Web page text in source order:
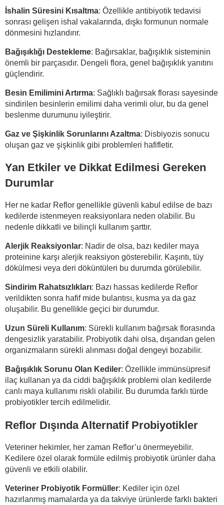
İshalin Süresini Kısaltma: Özellikle antibiyotik tedavisi
sonrası gelişen ishal vakalarında, dışkı formunun normale
dönmesini hızlandırır.
Bağışıklığı Destekleme: Bağırsaklar, bağışıklık sisteminin
önemli bir parçasıdır. Dengeli flora, genel bağışıklık yanıtını
güçlendirir.
Besin Emilimini Artırma: Sağlıklı bağırsak florası sayesinde
sindirilen besinlerin emilimi daha verimli olur, bu da genel
beslenme durumunu iyileştirir.
Gaz ve Şişkinlik Sorunlarını Azaltma: Disbiyozis sonucu
oluşan gaz ve şişkinlik gibi problemleri hafifletir.
Yan Etkiler ve Dikkat Edilmesi Gereken
Durumlar
Her ne kadar Reflor genellikle güvenli kabul edilse de bazı
kedilerde istenmeyen reaksiyonlara neden olabilir. Bu
nedenle dikkatli ve bilinçli kullanım şarttır.
Alerjik Reaksiyonlar: Nadir de olsa, bazı kediler maya
proteinine karşı alerjik reaksiyon gösterebilir. Kaşıntı, tüy
dökülmesi veya deri döküntüleri bu durumda görülebilir.
Sindirim Rahatsızlıkları: Bazı hassas kedilerde Reflor
verildikten sonra hafif mide bulantısı, kusma ya da gaz
oluşabilir. Bu genellikle geçici bir durumdur.
Uzun Süreli Kullanım: Sürekli kullanım bağırsak florasında
dengesizlik yaratabilir. Probiyotik dahi olsa, dışarıdan gelen
organizmaların sürekli alınması doğal dengeyi bozabilir.
Bağışıklık Sorunu Olan Kediler: Özellikle immünsüpresif
ilaç kullanan ya da ciddi bağışıklık problemi olan kedilerde
canlı maya kullanımı riskli olabilir. Bu durumda farklı türde
probiyotikler tercih edilmelidir.
Reflor Dışında Alternatif Probiyotikler
Veteriner hekimler, her zaman Reflor’u önermeyebilir.
Kedilere özel olarak formüle edilmiş probiyotik ürünler daha
güvenli ve etkili olabilir.
Veteriner Probiyotik Formüller: Kediler için özel
hazırlanmış mamalarda ya da takviye ürünlerde farklı bakteri